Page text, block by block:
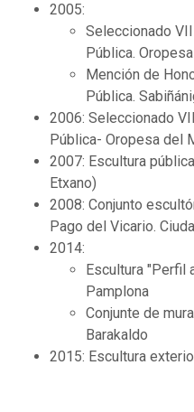
2005:
Seleccionado
Pública.
Mención de
Pública.
2006: Seleccionado
Pública- Oropesa del
2007: Escultura
Etxano)
2008: Conjunto
Pago del Vicario.
2014:
Escultura "Perfil
Pamplona
Conjunte de
Barakaldo
2015: Escultura